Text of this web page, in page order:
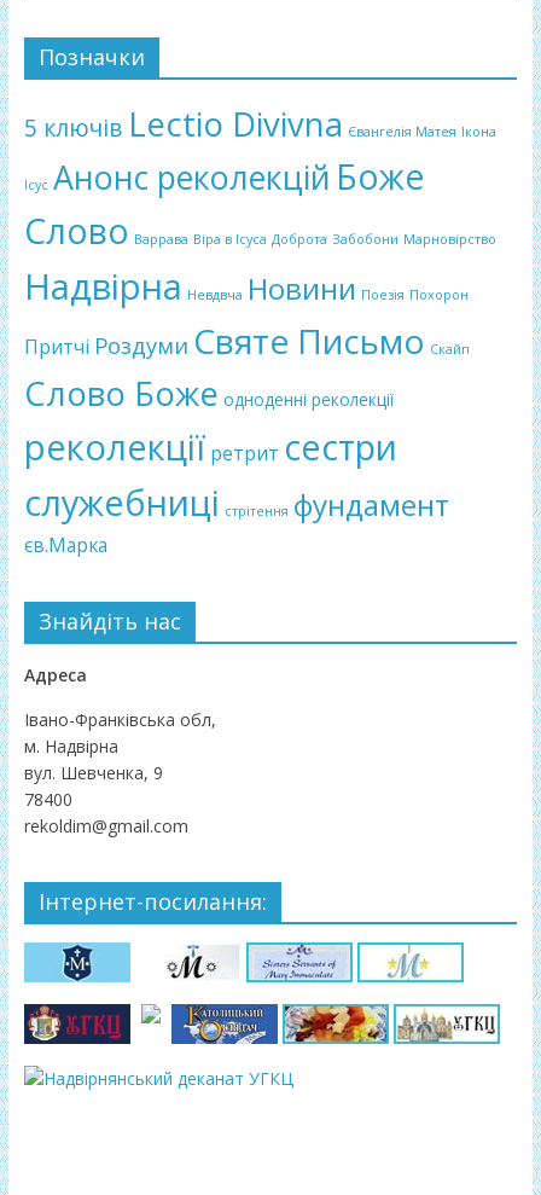
Позначки
5 ключів Lectio Divivna Євангелія Матея Ікона
Ісус Анонс реколекцій Боже
Слово Варрава Віра в Ісуса Доброта Забобони Марновірство
Надвірна Невдвча Новини Поезія Похорон
Притчі Роздуми Святе Письмо Скайп
Слово Боже одноденні реколекції
реколекції ретрит сестри
служебниці стрітення фундамент
єв.Марка
Знайдіть нас
Адреса
Івано-Франківська обл,
м. Надвірна
вул. Шевченка, 9
78400
rekoldim@gmail.com
Інтернет-посилання: